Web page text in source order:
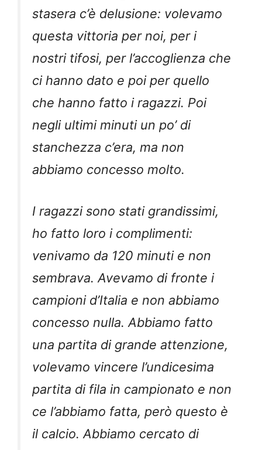
stasera c’è delusione: volevamo
questa vittoria per noi, per i
nostri tifosi, per l’accoglienza che
ci hanno dato e poi per quello
che hanno fatto i ragazzi. Poi
negli ultimi minuti un po’ di
stanchezza c’era, ma non
abbiamo concesso molto.
I ragazzi sono stati grandissimi,
ho fatto loro i complimenti:
venivamo da 120 minuti e non
sembrava. Avevamo di fronte i
campioni d’Italia e non abbiamo
concesso nulla. Abbiamo fatto
una partita di grande attenzione,
volevamo vincere l’undicesima
partita di fila in campionato e non
ce l’abbiamo fatta, però questo è
il calcio. Abbiamo cercato di